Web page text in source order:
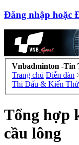
Đăng nhập hoặc
Vnbadminton -Tin
Trang chủ Diễn đàn
Thi Đấu & Kiến
Tổng hợp
cầu lông